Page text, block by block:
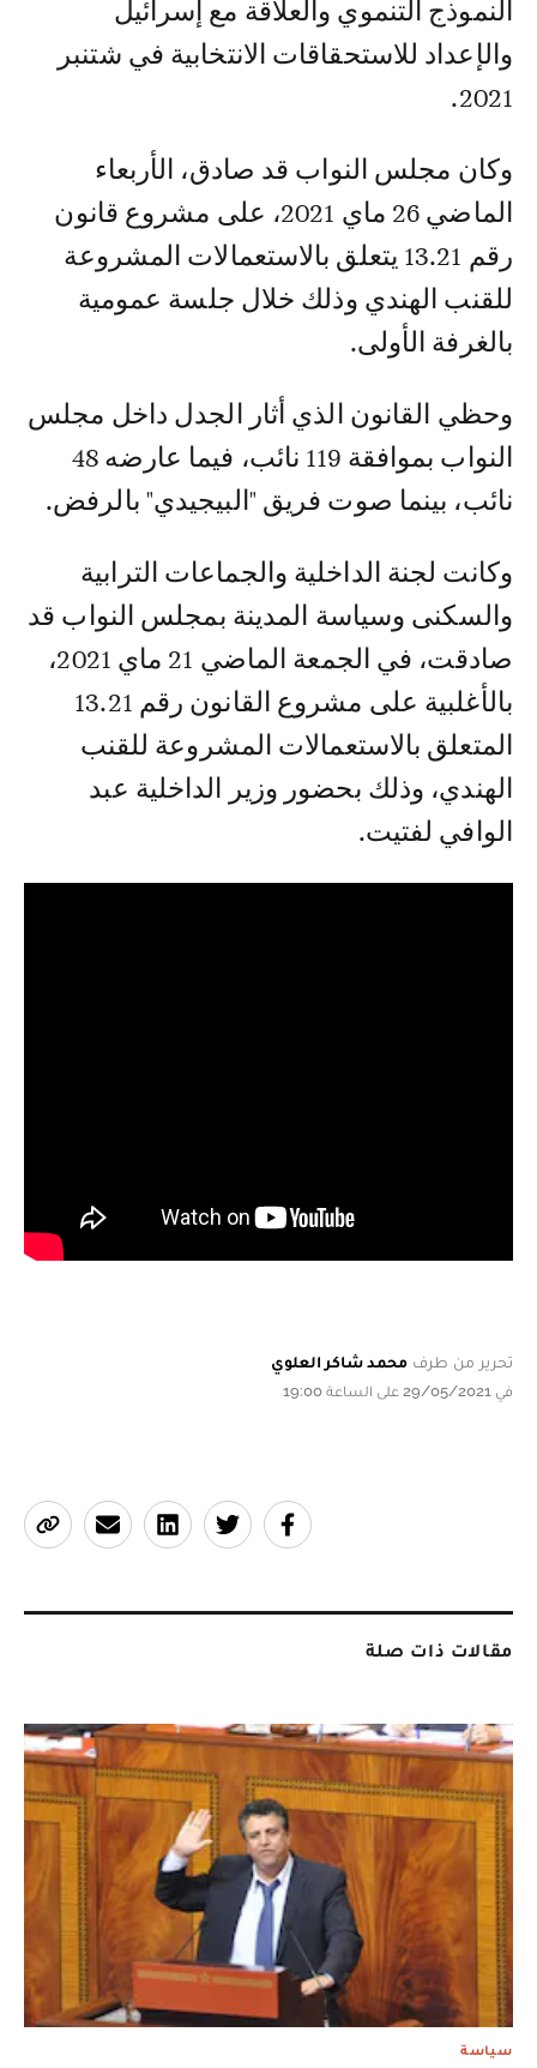
النموذج التنموي والعلاقة مع إسرائيل
والإعداد للاستحقاقات الانتخابية في شتنبر
2021.
وكان مجلس النواب قد صادق، الأربعاء
الماضي 26 ماي 2021، على مشروع قانون
رقم 13.21 يتعلق بالاستعمالات المشروعة
للقنب الهندي وذلك خلال جلسة عمومية
بالغرفة الأولى.
وحظي القانون الذي أثار الجدل داخل مجلس
النواب بموافقة 119 نائب، فيما عارضه 48
نائب، بينما صوت فريق "البيجيدي" بالرفض.
وكانت لجنة الداخلية والجماعات الترابية
والسكنى وسياسة المدينة بمجلس النواب قد
صادقت، في الجمعة الماضي 21 ماي 2021،
بالأغلبية على مشروع القانون رقم 13.21
المتعلق بالاستعمالات المشروعة للقنب
الهندي، وذلك بحضور وزير الداخلية عبد
الوافي لفتيت.
تحرير من طرف محمد شاكر العلوي
في 29/05/2021 على الساعة 19:00
مقالات ذات صلة
سياسة